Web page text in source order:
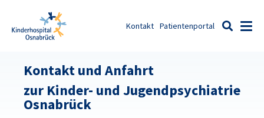
Kontakt Patientenportal
Suche
Kontakt und Anfahrt
zur Kinder- und Jugendpsychiatrie
Osnabrück